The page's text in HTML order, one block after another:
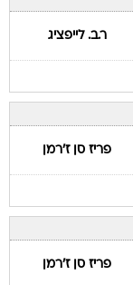
ר.ב. לייפציג
פריז סן ז'רמן
פריז סן ז'רמן